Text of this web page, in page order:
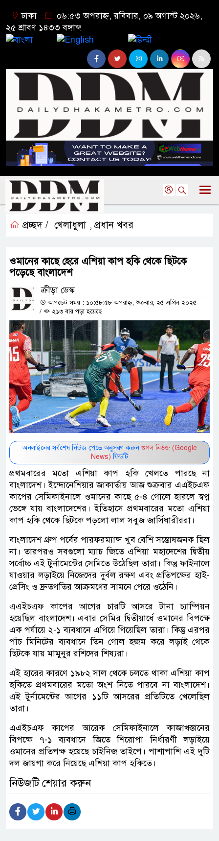
ঢাকা
০৬:৫৩ অপরাহ্ন, রবিবার, ০৯ অগাস্ট ২০২৬,
২৫ শ্রাবণ ১৪৩৩ বঙ্গাব্দ
প্রচ্ছদ / খেলাধুলা , প্রধান খবর
ওমানের কাছে হেরে এশিয়া কাপ হকি থেকে ছিটকে
পড়েছে বাংলাদেশ
ক্রীড়া ডেস্ক
আপডেট সময় : ১০:৫৮:৫৮ অপরাহ্ন, শুক্রবার, ২৫ এপ্রিল ২০২৫
/
২১৩ বার পড়া হয়েছে
অনলাইনের সর্বশেষ নিউজ পেতে অনুসরণ করুন গুগল নিউজ (Google
News) ফিডটি
প্রথমবারের মতো এশিয়া কাপ হকি খেলতে পারছে না
বাংলাদেশ। ইন্দোনেশিয়ার জাকার্তায় আজ শুক্রবার এএইচএফ
কাপের সেমিফাইনালে ওমানের কাছে ৫-৪ গোলে হারলে স্বপ্ন
ভেঙ্গে যায় বাংলাদেশের। ইতিহাসে প্রথমবারের মতো এশিয়া
কাপ হকি থেকে ছিটকে পড়লো লাল সবুজ জার্সিধারীররা।
বাংলাদেশ গ্রুপ পর্বের পারফরম্যান্স খুব বেশি সন্তোষজনক ছিল
না। তারপরও সবগুলো ম্যাচ জিতে এশিয়া মহাদেশের দ্বিতীয়
সর্বোচ্চ এই টুর্নামেন্টের সেমিতে উঠেছিল তারা। কিন্তু ফাইনালে
যাওয়ার লড়াইয়ে নিজেদের দুর্বল রক্ষণ এবং প্রতিপক্ষের হাই-
প্রেসিং ও দ্রুতগতির আক্রমণের সামনে পেরে ওঠেনি।
এএইচএফ কাপের আগের চারটি আসরে টানা চ্যাম্পিয়ন
হয়েছিল বাংলাদেশ। এবার সেমির দ্বিতীয়ার্ধে ওমানের বিপক্ষে
এক পর্যায়ে ২-১ ব্যবধানে এগিয়ে গিয়েছিল তারা। কিন্তু এরপর
পাঁচ মিনিটের ব্যবধানে তিন গোল হজম করে লড়াই থেকে
ছিটকে যায় মামুনুর রশিদের শিষ্যরা।
এই হারের কারণে ১৯৮২ সাল থেকে চলতে থাকা এশিয়া কাপ
হকিতে প্রথমবারের মতো অংশ নিতে পারবে না বাংলাদেশ।
এই টুর্নামেন্টের আগের ১১টি আসরের প্রতিটিতে খেলেছিল
তারা।
এএইচএফ কাপের আরেক সেমিফাইনালে কাজাখস্তানের
বিপক্ষে ৭-১ ব্যবধানে জিতে শিরোপা নির্ধারণী লড়াইয়ে
ওমানের প্রতিপক্ষ হয়েছে চাইনিজ তাইপে। পাশাপাশি এই দুটি
দল জায়গা করে নিয়েছে এশিয়া কাপ হকিতে।
নিউজটি শেয়ার করুন